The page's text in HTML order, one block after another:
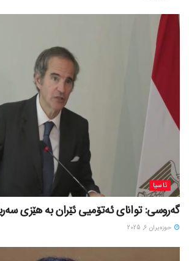
ئاسیا
گەروسی: توانای ئەتۆمیی ئێران بە هێزی
حوزه‌یران 6, 2025